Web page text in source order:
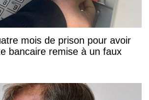
mois de prison pour avoir
bancaire remise à un faux